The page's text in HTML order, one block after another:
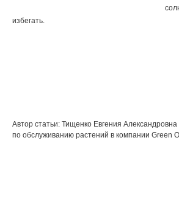
избегать.
Автор статьи: Тищенко Евгения
по обслуживанию растений в компании Green